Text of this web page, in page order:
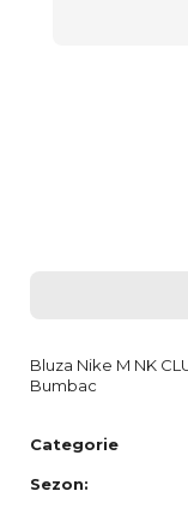
Bluza Nike M NK
Bumbac
Categorie
Sezon: